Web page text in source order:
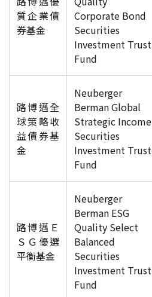
質企業債
券基金
Corporate Bond
Securities
Investment Trust
Fund
路博邁全
球策略收
益債券基
金
Neuberger
Berman Global
Strategic Income
Securities
Investment Trust
Fund
路博邁Ｅ
ＳＧ優選
平衡基金
Neuberger
Berman ESG
Quality Select
Balanced
Securities
Investment Trust
Fund